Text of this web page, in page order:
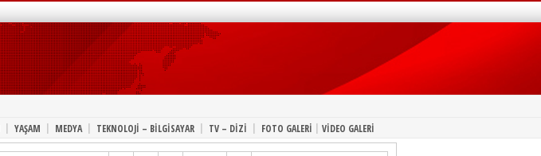
| YAŞAM | MEDYA | TEKNOLOJİ – BİLGİSAYAR | TV – DİZİ | FOTO GALERİ | VİDEO GALERİ